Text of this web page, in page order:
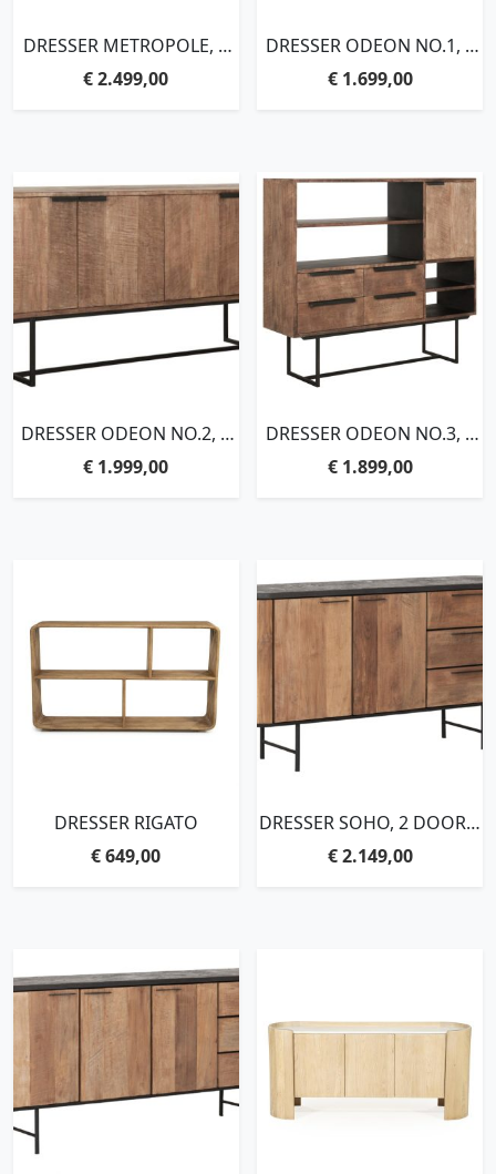
DRESSER METROPOLE, 6
DOORS,90X220X40 CM,
RECYCLED TEAKWOOD
€2.499,00
DRESSER ODEON NO.1, 2
DOORS, 3
DRAWERS,84X139X45 CM,
€1.699,00
DRESSER ODEON NO.2, 4
DOORS,84X185X45 CM,
RECYCLED TEAKWOOD
€ 1.999,00
DRESSER ODEON NO.3, 1
DOOR, 4 OPEN RACKS, 4
DRAWERS,120X136X40 CM,
€1.899,00
DRESSER RIGATO
€649,00
DRESSER SOHO, 2 DOORS,
3 DRAWERS,85X160X45
CM, RECYCLED
€2.149,00